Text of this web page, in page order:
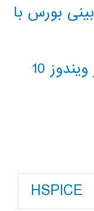
بورس با
HSPICE